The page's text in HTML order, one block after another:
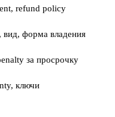
refund policy
форма владения
за просрочку
ключи